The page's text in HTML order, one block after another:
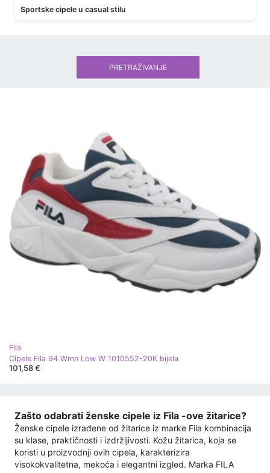
Sportske cipele u casual stilu
Fila
Cipele Fila 94 Wmn Low W 1010552-20K bijela
101,58 €
Zašto odabrati ženske cipele iz Fila -ove žitarice?
Ženske cipele izrađene od žitarice iz marke Fila kombinacija
su klase, praktičnosti i izdržljivosti. Kožu žitarica, koja se
koristi u proizvodnji ovih cipela, karakterizira
visokokvalitetna, mekoća i elegantni izgled. Marka FILA
PRETRAŽIVANJE